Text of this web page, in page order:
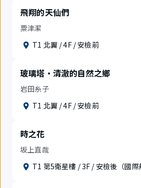
飛翔的天仙們
粟津潔
T1 北翼 / 4F / 安檢前
玻璃塔·清澈的自然之鄉
岩田糸子
T1 北翼 / 4F / 安檢前
時之花
坂上直哉
T1 第5衛星樓 / 3F / 安檢後（國際